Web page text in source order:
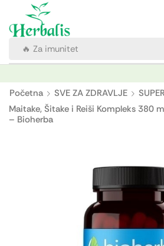
🔥 Za imunitet
Početna SVE ZA ZDRAVLJE
Maitake, Šitake i Reiši Kompleks 380
– Bioherba